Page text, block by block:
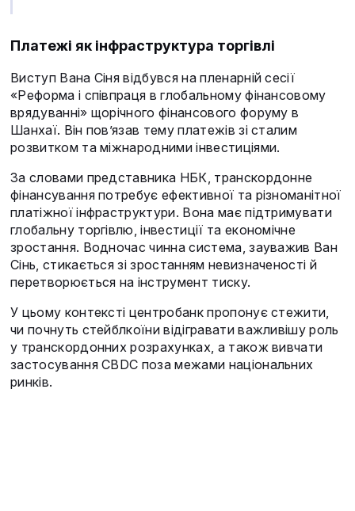
Платежі як інфраструктура торгівлі
Виступ Вана Сіня відбувся на пленарній сесії
«Реформа і співпраця в глобальному фінансовому
врядуванні» щорічного фінансового форуму в
Шанхаї. Він пов’язав тему платежів зі сталим
розвитком та міжнародними інвестиціями.
За словами представника НБК, транскордонне
фінансування потребує ефективної та різноманітної
платіжної інфраструктури. Вона має підтримувати
глобальну торгівлю, інвестиції та економічне
зростання. Водночас чинна система, зауважив Ван
Сінь, стикається зі зростанням невизначеності й
перетворюється на інструмент тиску.
У цьому контексті центробанк пропонує стежити,
чи почнуть стейблкоїни відігравати важливішу роль
у транскордонних розрахунках, а також вивчати
застосування CBDC поза межами національних
ринків.